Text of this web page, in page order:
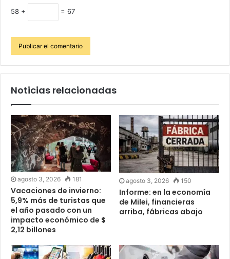
58 +
= 67
Noticias relacionadas
agosto 3, 2026 181
Vacaciones de invierno:
5,9% más de turistas que
el año pasado con un
impacto económico de $
2,12 billones
agosto 3, 2026 150
Informe: en la economía
de Milei, financieras
arriba, fábricas abajo